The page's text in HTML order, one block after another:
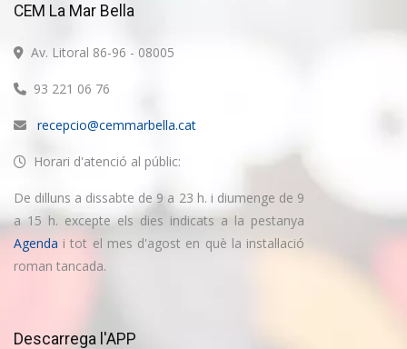
CEM La Mar Bella
Av. Litoral 86-96 - 08005
93 221 06 76
recepcio@cemmarbella.cat
Horari d'atenció al públic:
De dilluns a dissabte de 9 a 23 h. i diumenge de 9
a 15 h. excepte els dies indicats a la pestanya
Agenda i tot el mes d'agost en què la instal·lació
roman tancada.
Descarrega l'APP